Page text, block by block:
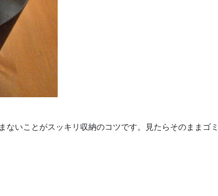
いことがスッキリ収納のコツです。見たらそのままゴ